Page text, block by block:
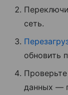
сеть.
обновить
данных —